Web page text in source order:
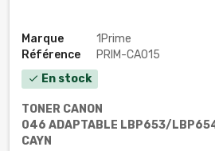
Marque
1Prime
Référence
PRIM-CA015
check En stock
TONER CANON
046 ADAPTABLE LBP653/
CAYN